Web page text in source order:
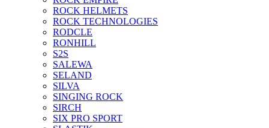
ROCK HELMETS
ROCK TECHNOLOGIES
RODCLE
RONHILL
S2S
SALEWA
SELAND
SILVA
SINGING ROCK
SIRCH
SIX PRO SPORT